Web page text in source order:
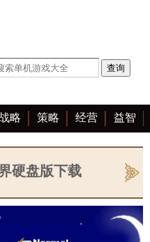
略 策略 经营 益智
爱 单机 大全
硬盘版下载